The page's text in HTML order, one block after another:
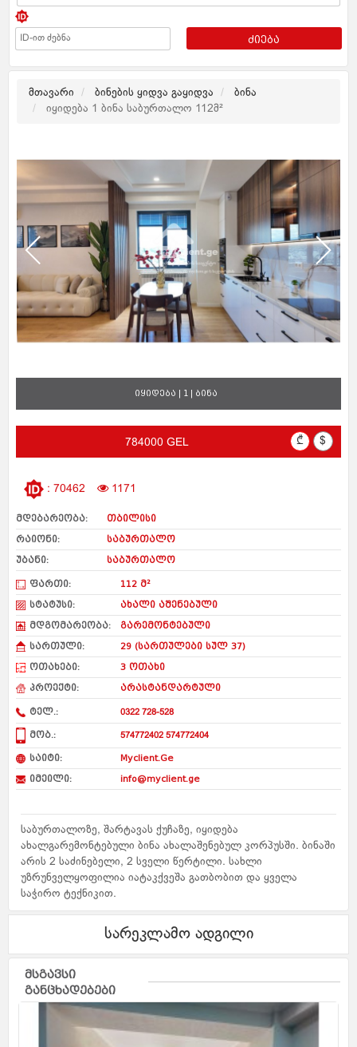
ძიება
მთავარი ბინების ყიდვა გაყიდვა
ბინა
იყიდება 1 ბინა საბურთალო 112მ²
იყიდება | 1 | ბინა
784000 GEL ₾ $
: 70462 1171
მდებარეობა:
თბილისი
რაიონი:
საბურთალო
უბანი:
საბურთალო
ფართი:
112 მ²
სტატუსი:
ახალი აშენებული
მდგომარეობა:
გარემონტებული
სართული:
29 (სართულები სულ 37)
ოთახები:
3 ოთახი
პროექტი:
არასტანდარტული
ტელ.: 0322 728-528
მობ.: 574772402 574772404
საიტი:
Myclient.Ge
იმეილი:
info@myclient.ge
საბურთალოზე, შარტავას ქუჩაზე, იყიდება
ახალგარემონტებული ბინა ახალაშენებულ კორპუსში. ბინაში
არის 2 საძინებელი, 2 სველი წერტილი. სახლი
უზრუნველყოფილია იატაკქვეშა გათბობით და ყველა
საჭირო ტექნიკით.
სარეკლამო ადგილი
მსგავსი
განცხადებები